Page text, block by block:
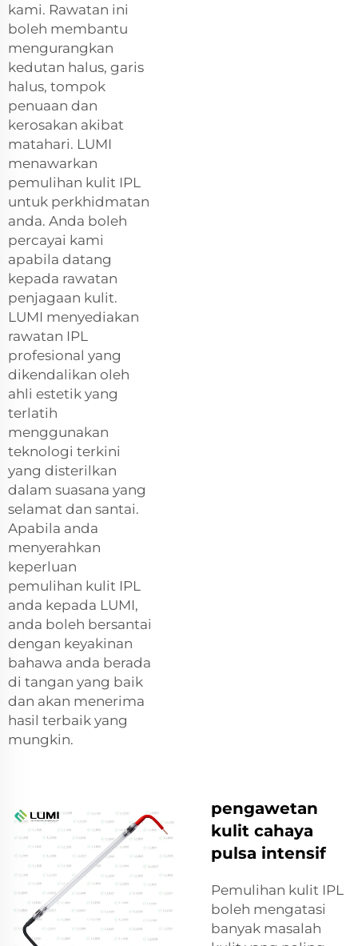
kami. Rawatan ini
boleh membantu
mengurangkan
kedutan halus, garis
halus, tompok
penuaan dan
kerosakan akibat
matahari. LUMI
menawarkan
pemulihan kulit IPL
untuk perkhidmatan
anda. Anda boleh
percayai kami
apabila datang
kepada rawatan
penjagaan kulit.
LUMI menyediakan
rawatan IPL
profesional yang
dikendalikan oleh
ahli estetik yang
terlatih
menggunakan
teknologi terkini
yang disterilkan
dalam suasana yang
selamat dan santai.
Apabila anda
menyerahkan
keperluan
pemulihan kulit IPL
anda kepada LUMI,
anda boleh bersantai
dengan keyakinan
bahawa anda berada
di tangan yang baik
dan akan menerima
hasil terbaik yang
mungkin.
pengawetan
kulit cahaya
pulsa intensif
Pemulihan kulit IPL
boleh mengatasi
banyak masalah